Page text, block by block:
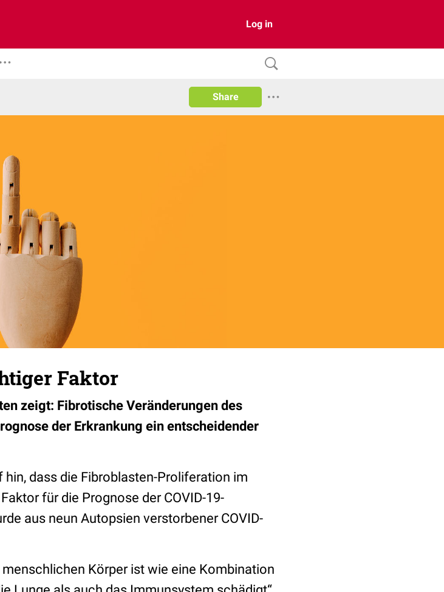
Log in
Share
Faktor
zeigt: Fibrotische Veränderungen des
der Erkrankung ein entscheidender
dass die Fibroblasten-Proliferation im
für die Prognose der COVID-19-
aus neun Autopsien verstorbener COVID-
menschlichen Körper ist wie eine Kombination